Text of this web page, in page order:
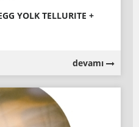
YOLK TELLURITE +
devamı